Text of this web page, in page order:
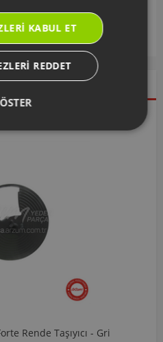
ve kullanım detayları için
Arzum Destek Sitemizi ziyaret
parça ve garanti bilgilerine
Yeni Ürünler
Doğrayıcı Hazne 570 Ml-Koyu Gri
KABUL ET
REDDET